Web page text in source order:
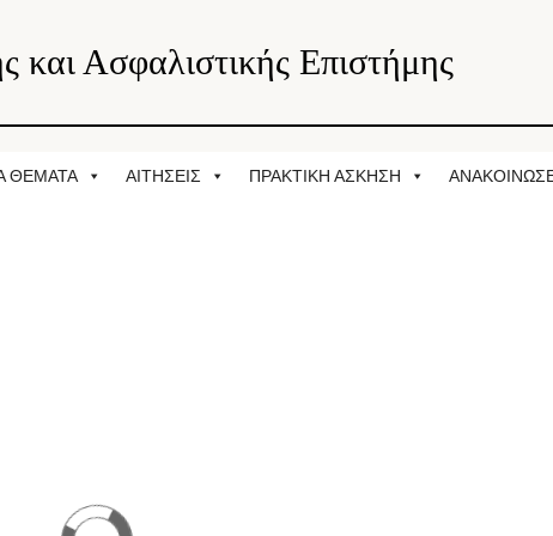
και Ασφαλιστικής Επιστήμης
ΘΕΜΑΤΑ ΑΙΤΗΣΕΙΣ ΠΡΑΚΤΙΚΗ ΑΣΚΗΣΗ